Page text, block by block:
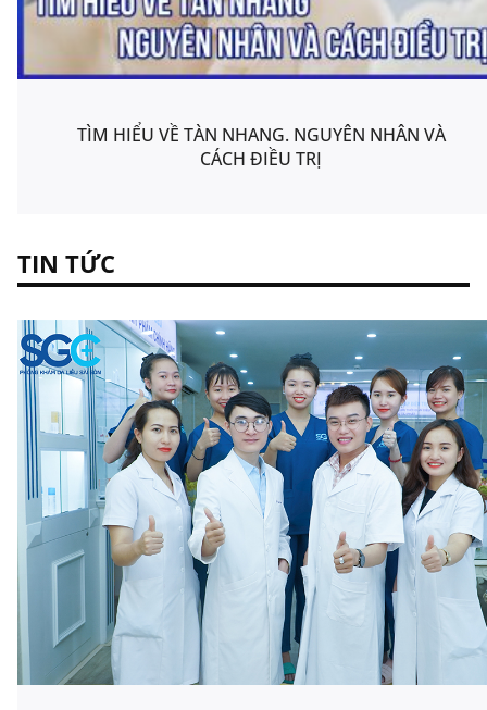
TÌM HIỂU VỀ TÀN NHANG. NGUYÊN NHÂN VÀ
CÁCH ĐIỀU TRỊ
TIN TỨC